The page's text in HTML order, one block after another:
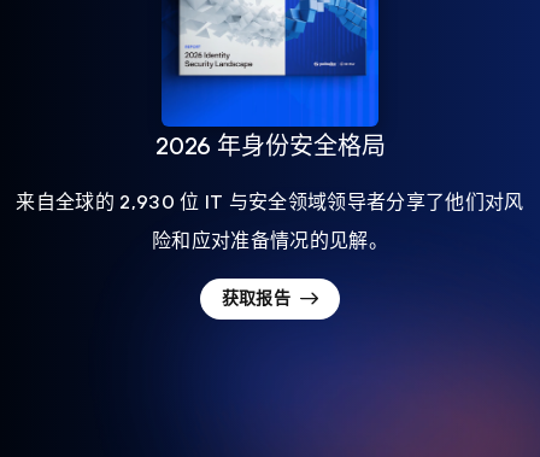
2026 年身份安全格局
来自全球的 2,930 位 IT 与安全领域领导者分享了他们对风
险和应对准备情况的见解。
获取报告